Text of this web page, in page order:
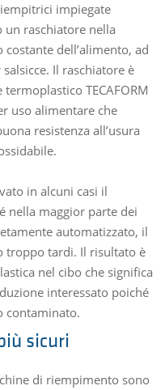
impiegate
un raschiatore nella
dell’alimento, ad
Il raschiatore è
TECAFORM
uso alimentare che
resistenza all’usura
in alcuni casi il
nella maggior parte dei
automatizzato, il
troppo tardi. Il risultato è
nel cibo che significa
interessato poiché
contaminato.
sicuri
di riempimento sono